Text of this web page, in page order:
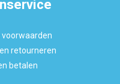
retourneren
betalen